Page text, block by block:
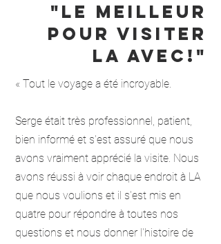
"Le meilleur
pour visiter
LA avec!"
« Tout le voyage a été incroyable.
Serge était très professionnel, patient,
bien informé et s'est assuré que nous
avons vraiment apprécié la visite. Nous
avons réussi à voir chaque endroit à LA
que nous voulions et il s'est mis en
quatre pour répondre à toutes nos
questions et nous donner l'histoire de